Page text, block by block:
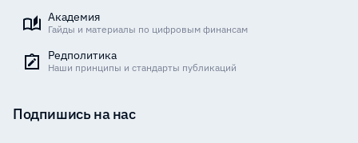
Академия
Гайды и материалы по цифровым финансам
Редполитика
Наши принципы и стандарты публикаций
Подпишись на нас